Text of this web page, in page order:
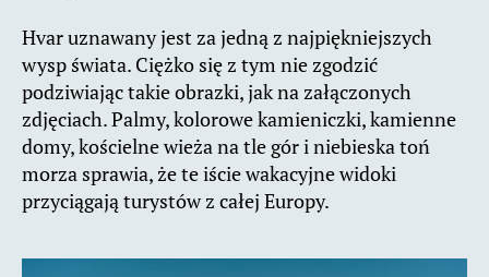
Hvar uznawany jest za jedną z najpiękniejszych
wysp świata. Ciężko się z tym nie zgodzić
podziwiając takie obrazki, jak na załączonych
zdjęciach. Palmy, kolorowe kamieniczki, kamienne
domy, kościelne wieża na tle gór i niebieska toń
morza sprawia, że te iście wakacyjne widoki
przyciągają turystów z całej Europy.